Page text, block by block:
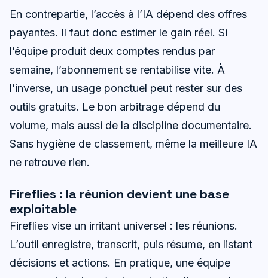
En contrepartie, l’accès à l’IA dépend des offres
payantes. Il faut donc estimer le gain réel. Si
l’équipe produit deux comptes rendus par
semaine, l’abonnement se rentabilise vite. À
l’inverse, un usage ponctuel peut rester sur des
outils gratuits. Le bon arbitrage dépend du
volume, mais aussi de la discipline documentaire.
Sans hygiène de classement, même la meilleure IA
ne retrouve rien.
Fireflies : la réunion devient une base
exploitable
Fireflies vise un irritant universel : les réunions.
L’outil enregistre, transcrit, puis résume, en listant
décisions et actions. En pratique, une équipe